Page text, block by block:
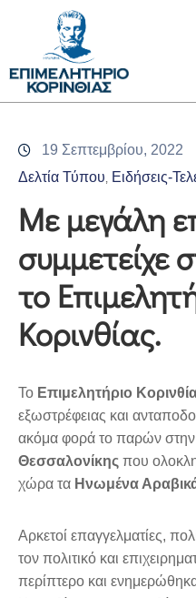
Επιμελητήριο
Υπηρεσίες
Προγράμματα
Εκδηλώσεις
Επικοινωνία
19 Σεπτεμβρίου, 2022
Δελτία Τύπου Ειδήσεις-
Με μεγάλη
συμμετείχε
το
Κορινθίας.
Το Επιμελητήριο
εξωστρέφειας και
ακόμα φορά το παρών στην
Θεσσαλονίκης που
χώρα τα Ηνωμένα
Αρκετοί επαγγελματίες,
τον πολιτικό και
περίπτερο και